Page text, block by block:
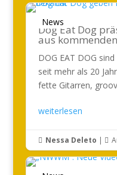
News
Dog Eat Dog
aus
DOG EAT DOG
seit mehr als 20
fette Gitarren,
weiterlesen
 Nessa Deleto | 